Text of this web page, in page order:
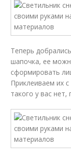
Теперь
шапочка, ее
сформировать
Приклеиваем их
такого у вас